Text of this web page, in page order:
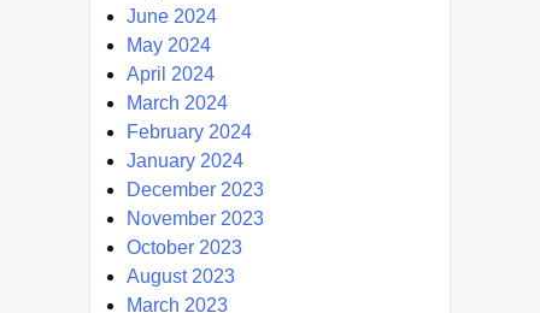
June 2024
May 2024
April 2024
March 2024
February 2024
January 2024
December 2023
November 2023
October 2023
August 2023
March 2023